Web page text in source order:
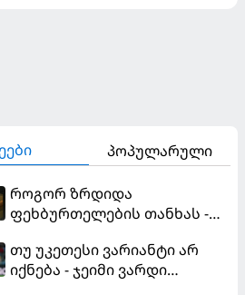
პოპულარული
როგორ ზრდიდა
ფეხბურთელების თანხას -
სქემა გაამხილა
თუ უკეთესი ვარიანტი არ
იქნება - ჯეიმი ვარდი